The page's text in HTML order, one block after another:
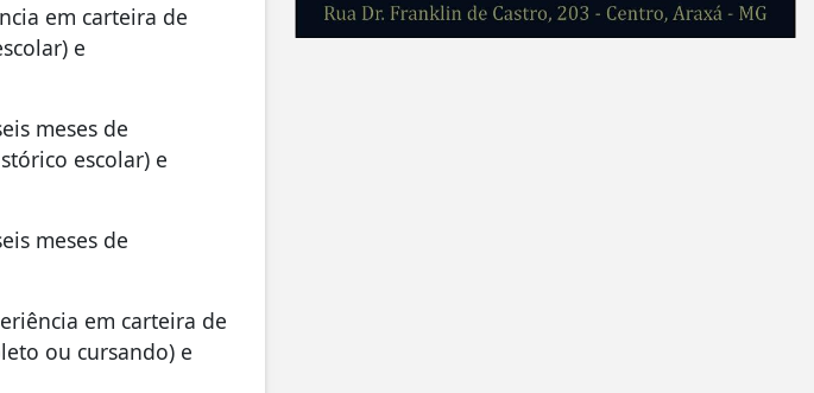
em carteira de
e
meses de
escolar) e
meses de
em carteira de
ou cursando) e